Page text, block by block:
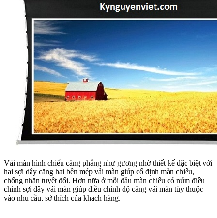
Vải màn hình chiếu căng phẳng như gương nhờ thiết kế đặc biệt với
hai sợi dây căng hai bên mép vải màn giúp cố định màn chiếu,
chống nhăn tuyệt đối. Hơn nữa ở mỗi đầu màn chiếu có núm điều
chỉnh sợi dây vải màn giúp điều chỉnh độ căng vải màn tùy thuộc
vào nhu cầu, sở thích của khách hàng.